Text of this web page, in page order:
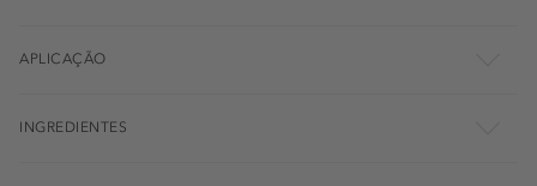
APLICAÇÃO
INGREDIENTES